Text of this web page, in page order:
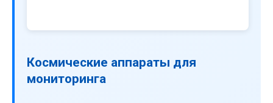
Космические аппараты для
мониторинга